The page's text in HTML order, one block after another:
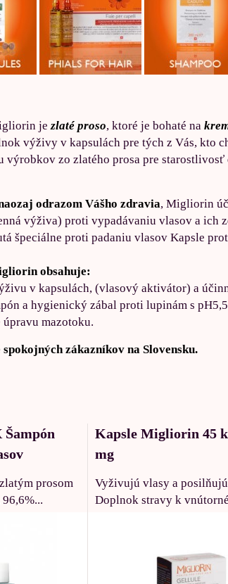
jezlaté proso, ktoré je bohaté na
výživy v kapsulách pre tých z Vás, kto
výrobkov zo zlatého prosa pre
odrazom Vášho zdravia, Migliorin
výživa) proti vypadávaniu vlasov a ich
špeciálne proti padaniu vlasov Kapsle
obsahuje:
v kapsulách, (vlasový aktivátor) a
a hygienický zábal proti lupinám s
mazotoku.
zákazníkov na Slovensku.
prosom
Kapsle Migliorin 45
mg
Vyživujú vlasy a
Doplnok stravy k